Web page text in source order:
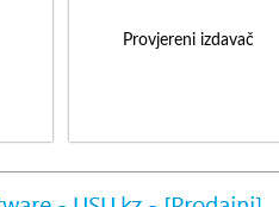
Provjereni izdavač